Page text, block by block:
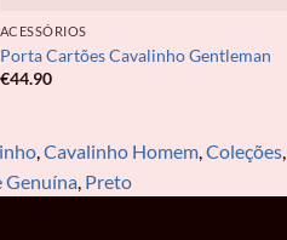
ACESSÓRIOS
Porta Cartões Cavalinho Gentleman
€44.90
,Cavalinho Homem,Coleções,
Genuína, Preto